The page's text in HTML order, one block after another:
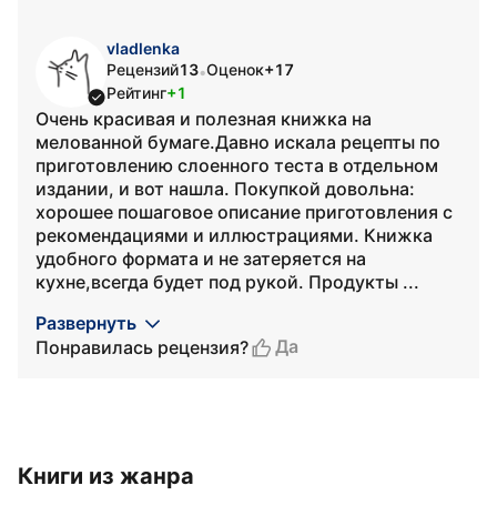
vladlenka
Рецензий13•Оценок+17
Рейтинг+1
Очень красивая и полезная книжка на
мелованной бумаге.Давно искала рецепты по
приготовлению слоенного теста в отдельном
издании, и вот нашла. Покупкой довольна:
хорошее пошаговое описание приготовления с
рекомендациями и иллюстрациями. Книжка
удобного формата и не затеряется на
кухне,всегда будет под рукой. Продукты ...
Развернуть
Понравилась рецензия?
Да
Книги из жанра